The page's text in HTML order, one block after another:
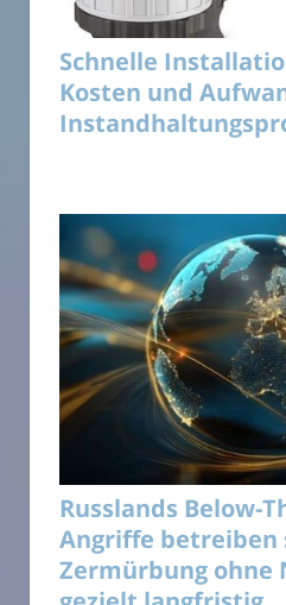
Schnelle
Kosten und
Russlands Below-
Angriffe betreiben
Zermürbung ohne